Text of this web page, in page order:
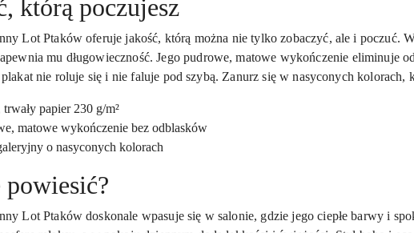
którą poczujesz
Lot Ptaków oferuje jakość, którą można nie tylko zobaczyć, ale i poczuć.
mu długowieczność. Jego pudrowe, matowe wykończenie eliminuje
nie roluje się i nie faluje pod szybą. Zanurz się w nasyconych kolorach,
papier 230 g/m²
matowe wykończenie bez odblasków
o nasyconych kolorach
powiesić?
Lot Ptaków doskonale wpasuje się w salonie, gdzie jego ciepłe barwy i